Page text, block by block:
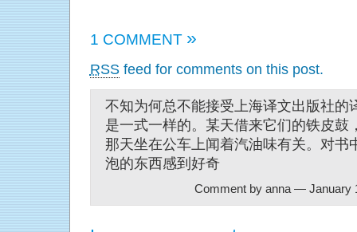
1 COMMENT »
RSSfeed for comments on this post.
不知为何总不能接受上海译文出版社的
是一式一样的。某天借来它们的铁皮鼓
那天坐在公车上闻着汽油味有关。对书
泡的东西感到好奇
Comment by anna — January